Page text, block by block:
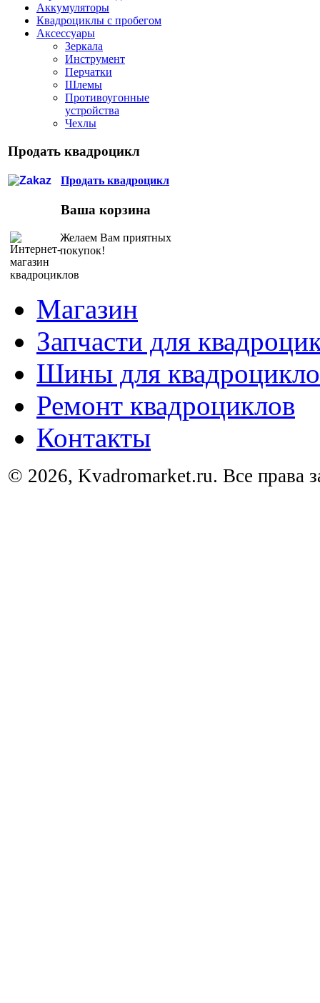
Аккумуляторы
Квадроциклы с пробегом
Аксессуары
Зеркала
Инструмент
Перчатки
Шлемы
Противоугонные
устройства
Чехлы
Продать квадроцикл
Продать квадроцикл
Ваша корзина
Желаем Вам приятных
покупок!
Магазин
Запчасти для
Шины для
Ремонт квадроциклов
Контакты
© 2026, Kvadromarket.ru. Все права